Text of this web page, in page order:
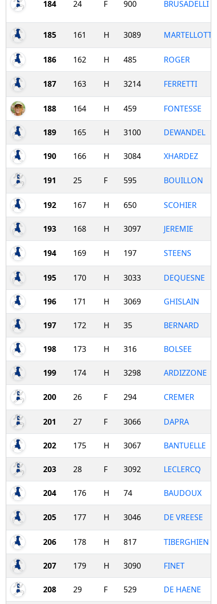
184 24 F 900 BRUSADELLI
185 161 H 3089 MARTELLOTTA
186 162 H 485 ROGER
187 163 H 3214 FERRETTI
188 164 H 459 FONTESSE
189 165 H 3100 DEWANDEL
190 166 H 3084 XHARDEZ
191 25 F 595 BOUILLON
192 167 H 650 SCOHIER
193 168 H 3097 JEREMIE
194 169 H 197 STEENS
195 170 H 3033 DEQUESNE
196 171 H 3069 GHISLAIN
197 172 H 35 BERNARD
198 173 H 316 BOLSEE
199 174 H 3298 ARDIZZONE
200 26 F 294 CREMER
201 27 F 3066 DAPRA
202 175 H 3067 BANTUELLE
203 28 F 3092 LECLERCQ
204 176 H 74 BAUDOUX
205 177 H 3046 DE VREESE
206 178 H 817 TIBERGHIEN
207 179 H 3090 FINET
208 29 F 529 DE HAENE